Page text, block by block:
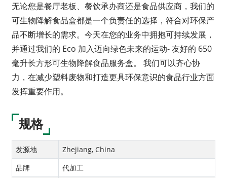
无论您是餐厅老板、餐饮承办商还是食品供应商，我们的
可生物降解食品盒都是一个负责任的选择，符合对环保产
品不断增长的需求。今天在您的业务中拥抱可持续发展，
并通过我们的 Eco 加入迈向绿色未来的运动- 友好的 650
毫升长方形可生物降解食品服务盒。 我们可以齐心协
力，在减少塑料废物和打造更具环保意识的食品行业方面
发挥重要作用。
规格
发源地
Zhejiang, China
品牌
代加工